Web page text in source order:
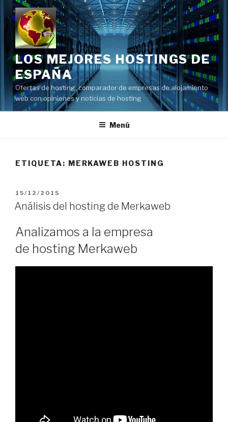
Saltar
contenido
LOS MEJORES HOSTINGS DE
ESPAÑA
Ofertas de hosting, comparador de empresas de alojamiento
web con opiniones y noticias de hosting
Menú
ETIQUETA: MERKAWEB HOSTING
PUBLICADO
EL
15/12/2015
Análisis del hosting de Merkaweb
Analizamos a la empresa
de hosting Merkaweb